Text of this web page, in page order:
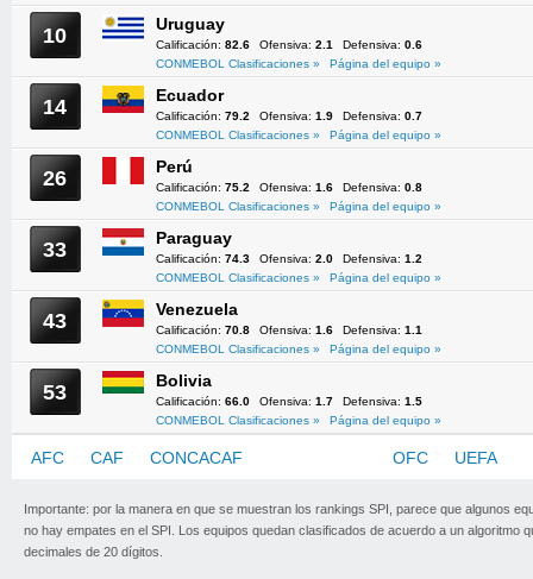
10 Uruguay
Calificación: 82.6 Ofensiva: 2.1 Defensiva: 0.6
CONMEBOL Clasificaciones »
Página del equipo »
14 Ecuador
Calificación: 79.2 Ofensiva: 1.9 Defensiva: 0.7
CONMEBOL Clasificaciones »
Página del equipo »
26 Perú
Calificación: 75.2 Ofensiva: 1.6 Defensiva: 0.8
CONMEBOL Clasificaciones »
Página del equipo »
33 Paraguay
Calificación: 74.3 Ofensiva: 2.0 Defensiva: 1.2
CONMEBOL Clasificaciones »
Página del equipo »
43 Venezuela
Calificación: 70.8 Ofensiva: 1.6 Defensiva: 1.1
CONMEBOL Clasificaciones »
Página del equipo »
53 Bolivia
Calificación: 66.0 Ofensiva: 1.7 Defensiva: 1.5
CONMEBOL Clasificaciones »
Página del equipo »
AFC CAF CONCACAF OFC UEFA
Importante: por la manera en que se muestran los rankings SPI, parece que algunos
no hay empates en el SPI. Los equipos quedan clasificados de acuerdo a un algoritmo
decimales de 20 dígitos.